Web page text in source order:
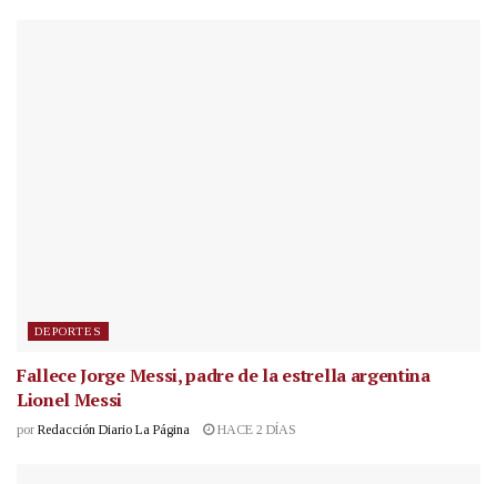
DEPORTES
Fallece Jorge Messi, padre de la estrella argentina
Lionel Messi
por Redacción Diario La Página HACE 2 DÍAS